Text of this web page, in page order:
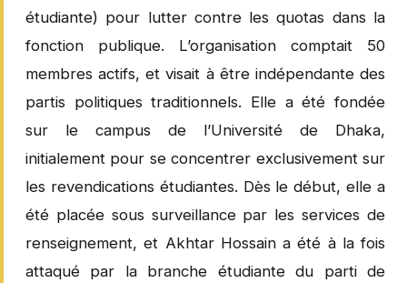
étudiante) pour lutter contre les quotas dans la
fonction publique. L’organisation comptait 50
membres actifs, et visait à être indépendante des
partis politiques traditionnels. Elle a été fondée
sur le campus de l’Université de Dhaka,
initialement pour se concentrer exclusivement sur
les revendications étudiantes. Dès le début, elle a
été placée sous surveillance par les services de
renseignement, et Akhtar Hossain a été à la fois
attaqué par la branche étudiante du parti de